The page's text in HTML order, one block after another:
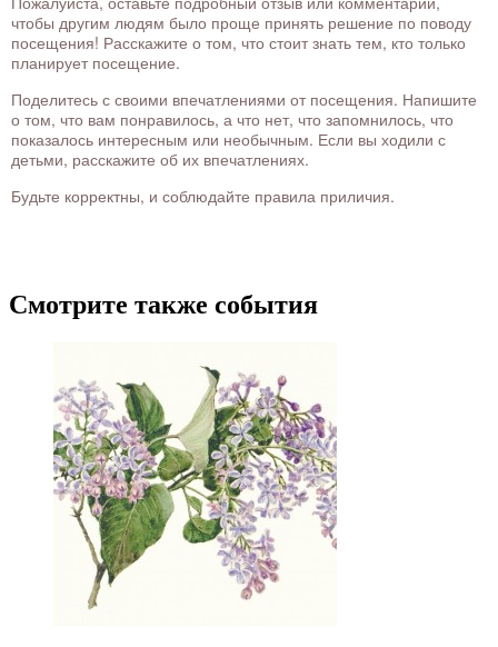
чтобы другим людям было проще принять решение по поводу
посещения! Расскажите о том, что стоит знать тем, кто только
планирует посещение.
Поделитесь с своими впечатлениями от посещения. Напишите
о том, что вам понравилось, а что нет, что запомнилось, что
показалось интересным или необычным. Если вы ходили с
детьми, расскажите об их впечатлениях.
Будьте корректны, и соблюдайте правила приличия.
Смотрите также события